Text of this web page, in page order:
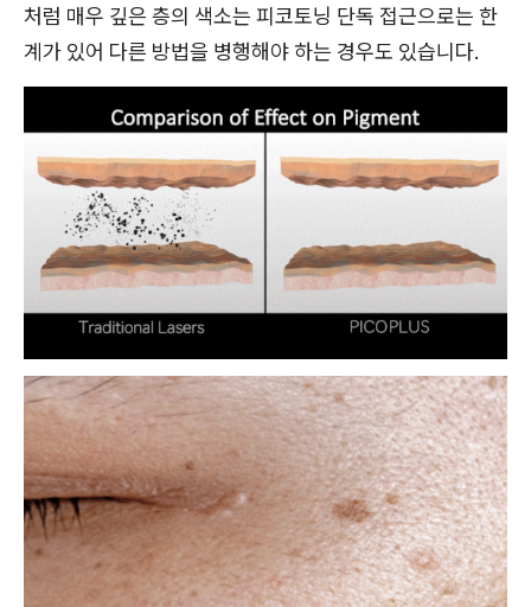
처럼 매우 깊은 층의 색소는 피코토닝 단독 접근으로는 한
계가 있어 다른 방법을 병행해야 하는 경우도 있습니다.